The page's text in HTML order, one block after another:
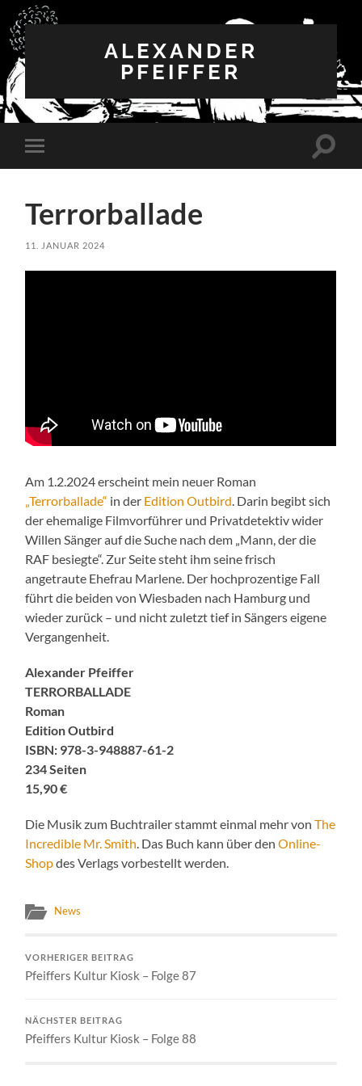
ALEXANDER
PFEIFFER
Mobile-
Menü
Terrorballade
11. JANUAR 2024
Am 1.2.2024 erscheint mein neuer Roman
„Terrorballade“ in der Edition Outbird. Darin begibt sich
der ehemalige Filmvorführer und Privatdetektiv wider
Willen Sänger auf die Suche nach dem „Mann, der die
RAF besiegte“. Zur Seite steht ihm seine frisch
angetraute Ehefrau Marlene. Der hochprozentige Fall
führt die beiden von Wiesbaden nach Hamburg und
wieder zurück – und nicht zuletzt tief in Sängers eigene
Vergangenheit.
Alexander Pfeiffer
TERRORBALLADE
Roman
Edition Outbird
ISBN: 978-3-948887-61-2
234 Seiten
15,90 €
Die Musik zum Buchtrailer stammt einmal mehr vonThe
Incredible Mr. Smith. Das Buch kann über denOnline-
Shopdes Verlags vorbestellt werden.
News
VORHERIGER BEITRAG
Pfeiffers Kultur Kiosk – Folge 87
NÄCHSTER BEITRAG
Pfeiffers Kultur Kiosk – Folge 88